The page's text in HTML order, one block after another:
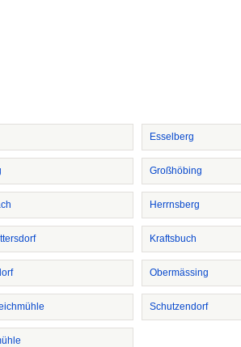
Esselberg
Großhöbing
Herrnsberg
Kraftsbuch
Obermässing
Schutzendorf